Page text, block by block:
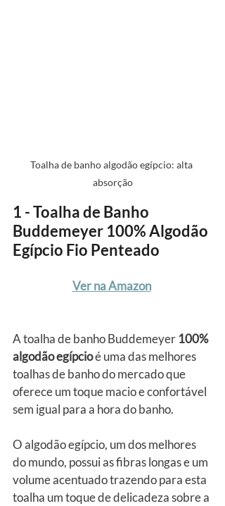
Toalha de banho algodão egípcio: alta
absorção
1 - Toalha de Banho
Buddemeyer 100% Algodão
Egípcio Fio Penteado
Ver na Amazon
A toalha de banho Buddemeyer 100%
algodão egípcio é uma das melhores
toalhas de banho do mercado que
oferece um toque macio e confortável
sem igual para a hora do banho.
O algodão egípcio, um dos melhores
do mundo, possui as fibras longas e um
volume acentuado trazendo para esta
toalha um toque de delicadeza sobre a